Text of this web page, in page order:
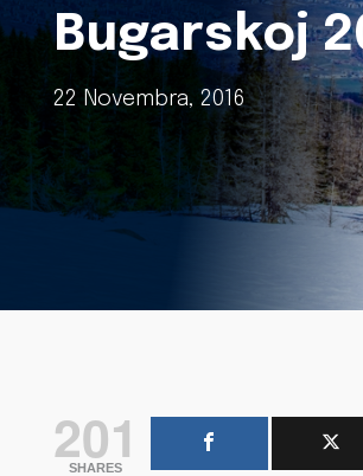
Bugarskoj
22 Novembra, 2016
201
SHARES